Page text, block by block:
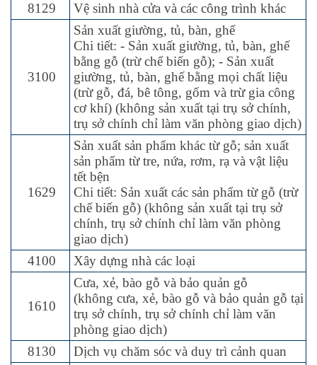
8129
Vệ sinh nhà cửa và các công trình khác
3100
Sản xuất giường, tủ, bàn, ghế
Chi tiết: - Sản xuất giường, tủ, bàn, ghế
bằng gỗ (trừ chế biến gỗ); - Sản xuất
giường, tủ, bàn, ghế bằng mọi chất liệu
(trừ gỗ, đá, bê tông, gốm và trừ gia công
cơ khí) (không sản xuất tại trụ sở chính,
trụ sở chính chỉ làm văn phòng giao dịch)
1629
Sản xuất sản phẩm khác từ gỗ; sản xuất
sản phẩm từ tre, nứa, rơm, rạ và vật liệu
tết bện
Chi tiết: Sản xuất các sản phẩm từ gỗ (trừ
chế biến gỗ) (không sản xuất tại trụ sở
chính, trụ sở chính chỉ làm văn phòng
giao dịch)
4100
Xây dựng nhà các loại
1610
Cưa, xẻ, bào gỗ và bảo quản gỗ
(không cưa, xẻ, bào gỗ và bảo quản gỗ tại
trụ sở chính, trụ sở chính chỉ làm văn
phòng giao dịch)
8130
Dịch vụ chăm sóc và duy trì cảnh quan